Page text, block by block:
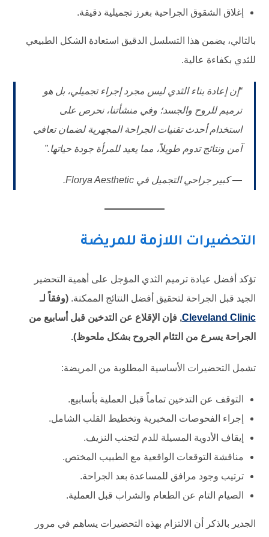
إغلاق الشقوق الجراحية بغرز تجميلية دقيقة.
بالتالي، يضمن هذا التسلسل الدقيق استعادة الشكل الطبيعي
للثدي بكفاءة عالية.
“إن إعادة بناء الثدي ليس مجرد إجراء تجميلي، بل هو
ترميم للروح والجسد؛ وفي منشأتنا، نحرص على
استخدام أحدث تقنيات الجراحة المجهرية لضمان تعافي
آمن ونتائج تدوم طويلاً، مما يعيد للمرأة جودة حياتها.”
— كبير جراحي التجميل في Florya Aesthetic.
التحضيرات اللازمة للمريضة
تؤكد أفضل عيادة ترميم الثدي المؤجل على أهمية التحضير
الجيد قبل الجراحة لتحقيق أفضل النتائج الممكنة.(وفقاً لـ
Cleveland Clinic, فإن الإقلاع عن التدخين قبل أسابيع من
الجراحة يسرع من التئام الجروح بشكل ملحوظ).
تشمل التحضيرات الأساسية المطلوبة من المريضة:
التوقف عن التدخين تماماً قبل العملية بأسابيع.
إجراء الفحوصات المخبرية وتخطيط القلب الشامل.
إيقاف الأدوية المسيلة للدم لتجنب النزيف.
مناقشة التوقعات الواقعية مع الطبيب المختص.
ترتيب وجود مرافق للمساعدة بعد الجراحة.
الصيام التام عن الطعام والشراب قبل العملية.
الجدير بالذكر أن الالتزام بهذه التحضيرات يساهم في مرور